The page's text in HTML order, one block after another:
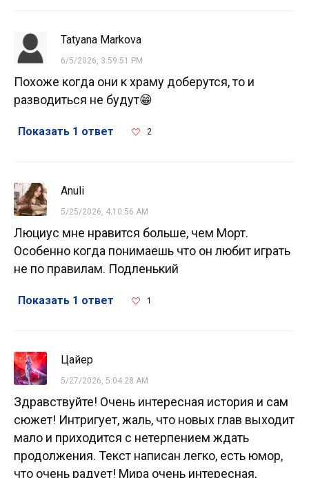
Tatyana Markova
6/5/2026, 3:59:51 PM
Похоже когда они к храму доберутся, то и
разводиться не будут😁
Показать 1 ответ 2
Anuli
5/25/2026, 4:10:56 AM
Люциус мне нравится больше, чем Морт.
Особенно когда понимаешь что он любит играть
не по правилам. Подленький
Показать 1 ответ 1
Цайер
5/27/2026, 5:04:28 AM
Здравствуйте! Очень интересная история и сам
сюжет! Интригует, жаль, что новых глав выходит
мало и приходится с нетерпением ждать
продолжения. Текст написан легко, есть юмор,
что очень радует! Мира очень интересная,